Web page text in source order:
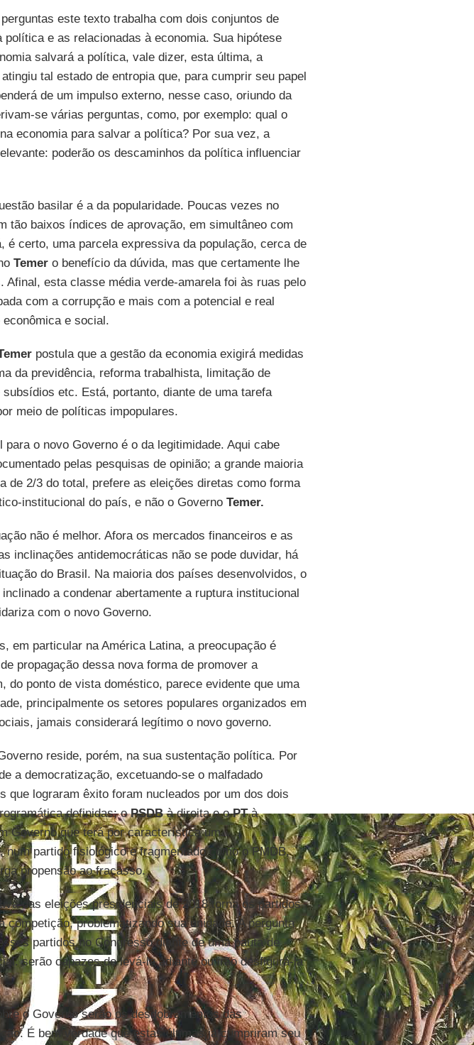
este texto trabalha com dois conjuntos de
e as relacionadas à economia. Sua hipótese
salvará a política, vale dizer, esta última, a
tal estado de entropia que, para cumprir seu papel
de um impulso externo, nesse caso, oriundo da
se várias perguntas, como, por exemplo: qual o
economia para salvar a política? Por sua vez, a
poderão os descaminhos da política influenciar
basilar é a da popularidade. Poucas vezes no
tão baixos índices de aprovação, em simultâneo com
é certo, uma parcela expressiva da população, cerca de
Temero benefício da dúvida, mas que certamente lhe
Afinal, esta classe média verde-amarela foi às ruas pelo
com a corrupção e mais com a potencial e real
e social.
postula que a gestão da economia exigirá medidas
da previdência, reforma trabalhista, limitação de
etc. Está, portanto, diante de uma tarefa
meio de políticas impopulares.
o novo Governo é o da legitimidade. Aqui cabe
pelas pesquisas de opinião; a grande maioria
de 2/3 do total, prefere as eleições diretas como forma
institucional do país, e não o Governo Temer.
não é melhor. Afora os mercados financeiros e as
inclinações antidemocráticas não se pode duvidar, há
do Brasil. Na maioria dos países desenvolvidos, o
a condenar abertamente a ruptura institucional
com o novo Governo.
em particular na América Latina, a preocupação é
propagação dessa nova forma de promover a
do ponto de vista doméstico, parece evidente que uma
principalmente os setores populares organizados em
jamais considerará legítimo o novo governo.
reside, porém, na sua sustentação política. Por
a democratização, excetuando-se o malfadado
que lograram êxito foram nucleados por um dos dois
definidas; oPSDBà direita e oPTà
Governo que terá por característica um
num partido fisiológico e fragmentado como o PMDB,
propensão ao fracasso.
das eleições presidenciais de 2018 torna os partidos
competição, problematizando sua unidade. A pergunta
partidos no Congresso diante de uma pauta de
serão capazes de levá-la adiante ou irão desfigurá-la
o Governo serão os desdobramentos das
É bem verdade que estas últimas já cumpriram seu